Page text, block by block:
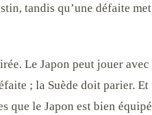
tandis qu’une défaite
Le Japon peut jouer avec
; la Suède doit parier.
que le Japon est bien